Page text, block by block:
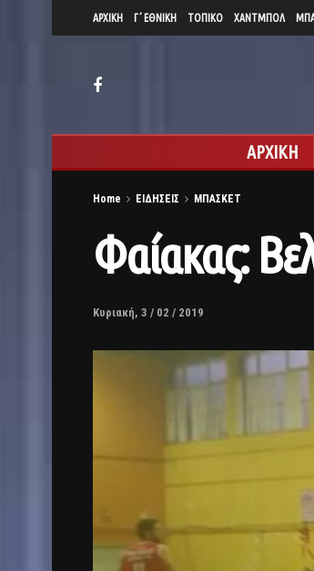
ΑΡΧΙΚΗ Γ΄ ΕΘΝΙΚΗ ΤΟΠΙΚΟ ΧΑΝΤΜΠΟΛ
ΑΡΧΙΚΗ
Home ΕΙΔΗΣΕΙΣ ΜΠΑΣΚΕΤ
Φαίακας:
Κυριακή, 3 / 02 / 2019